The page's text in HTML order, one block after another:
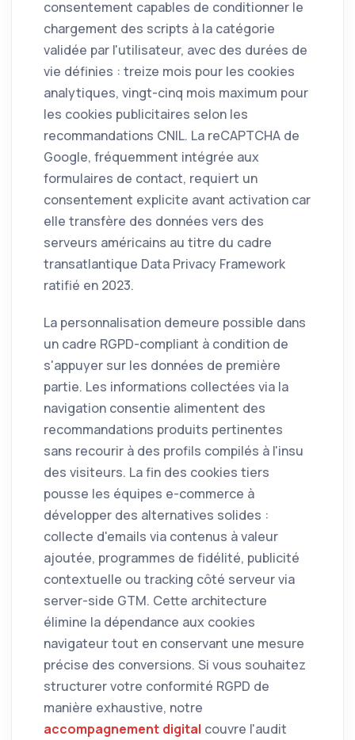
consentement capables de conditionner le
chargement des scripts à la catégorie
validée par l'utilisateur, avec des durées de
vie définies : treize mois pour les cookies
analytiques, vingt-cinq mois maximum pour
les cookies publicitaires selon les
recommandations CNIL. La reCAPTCHA de
Google, fréquemment intégrée aux
formulaires de contact, requiert un
consentement explicite avant activation car
elle transfère des données vers des
serveurs américains au titre du cadre
transatlantique Data Privacy Framework
ratifié en 2023.
La personnalisation demeure possible dans
un cadre RGPD-compliant à condition de
s'appuyer sur les données de première
partie. Les informations collectées via la
navigation consentie alimentent des
recommandations produits pertinentes
sans recourir à des profils compilés à l'insu
des visiteurs. La fin des cookies tiers
pousse les équipes e-commerce à
développer des alternatives solides :
collecte d'emails via contenus à valeur
ajoutée, programmes de fidélité, publicité
contextuelle ou tracking côté serveur via
server-side GTM. Cette architecture
élimine la dépendance aux cookies
navigateur tout en conservant une mesure
précise des conversions. Si vous souhaitez
structurer votre conformité RGPD de
manière exhaustive, notre
accompagnement digital couvre l'audit